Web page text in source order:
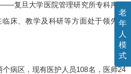
老
年
人
模
式
复旦大学医院管理研究所专科声誉
床、教学及科研等方面处于领先水
病区，现有医护人员108名，医师24